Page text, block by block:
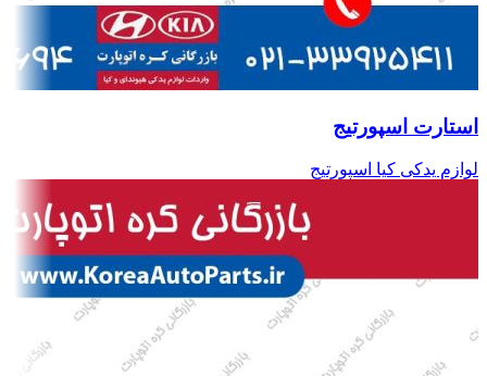
استارت اسپورتیج
لوازم یدکی کیا اسپورتیج